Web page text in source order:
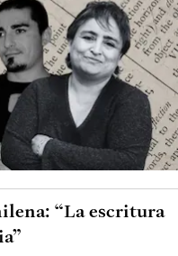
“La escritura